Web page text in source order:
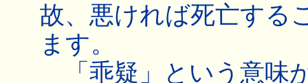
故、悪ければ死亡する
ます。
「乖疑」という意味